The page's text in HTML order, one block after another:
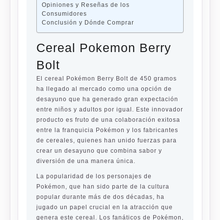
Opiniones y Reseñas de los
Consumidores
Conclusión y Dónde Comprar
Cereal Pokemon Berry
Bolt
El cereal Pokémon Berry Bolt de 450 gramos
ha llegado al mercado como una opción de
desayuno que ha generado gran expectación
entre niños y adultos por igual. Este innovador
producto es fruto de una colaboración exitosa
entre la franquicia Pokémon y los fabricantes
de cereales, quienes han unido fuerzas para
crear un desayuno que combina sabor y
diversión de una manera única.
La popularidad de los personajes de
Pokémon, que han sido parte de la cultura
popular durante más de dos décadas, ha
jugado un papel crucial en la atracción que
genera este cereal. Los fanáticos de Pokémon,